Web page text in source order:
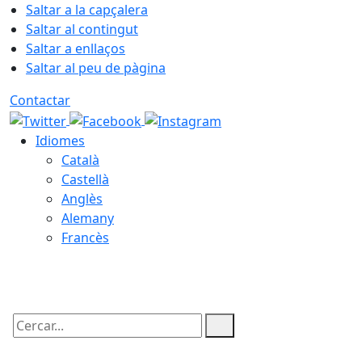
Saltar a la capçalera
Saltar al contingut
Saltar a enllaços
Saltar al peu de pàgina
Contactar
Idiomes
Català
Castellà
Anglès
Alemany
Francès
Cercar: